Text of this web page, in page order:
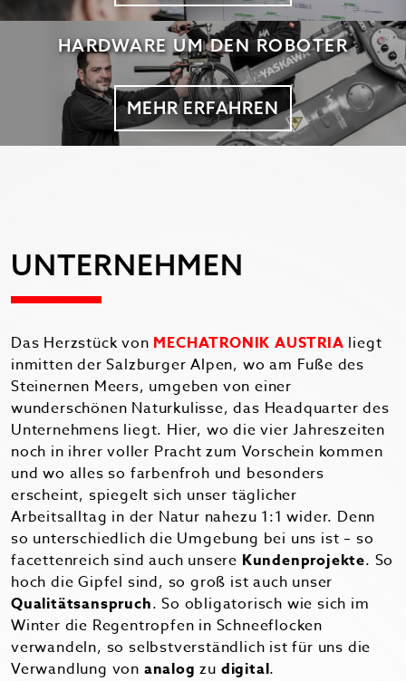
HARDWARE UM DEN ROBOTER
MEHR ERFAHREN
UNTERNEHMEN
Das Herzstück von MECHATRONIK AUSTRIA liegt
inmitten der Salzburger Alpen, wo am Fuße des
Steinernen Meers, umgeben von einer
wunderschönen Naturkulisse, das Headquarter des
Unternehmens liegt. Hier, wo die vier Jahreszeiten
noch in ihrer voller Pracht zum Vorschein kommen
und wo alles so farbenfroh und besonders
erscheint, spiegelt sich unser täglicher
Arbeitsalltag in der Natur nahezu 1:1 wider. Denn
so unterschiedlich die Umgebung bei uns ist – so
facettenreich sind auch unsere Kundenprojekte. So
hoch die Gipfel sind, so groß ist auch unser
Qualitätsanspruch. So obligatorisch wie sich im
Winter die Regentropfen in Schneeflocken
verwandeln, so selbstverständlich ist für uns die
Verwandlung von analog zu digital.